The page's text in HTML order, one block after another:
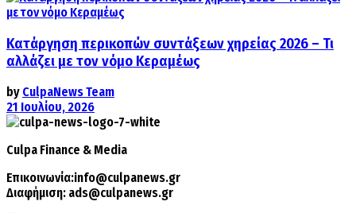
Κατάργηση περικοπών συντάξεων χηρείας 2026 – Τι
αλλάζει με τον νόμο Κεραμέως
by CulpaNews Team
21 Ιουλίου, 2026
Culpa Finance & Media
Επικοινωνία:info@culpanews.gr
Διαφήμιση: ads@culpanews.gr